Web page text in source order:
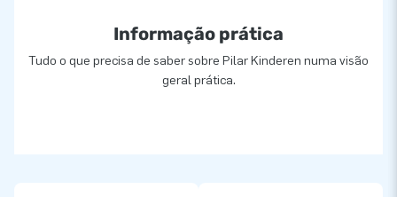
Informação prática
Tudo o que precisa de saber sobre Pilar Kinderen numa visão
geral prática.